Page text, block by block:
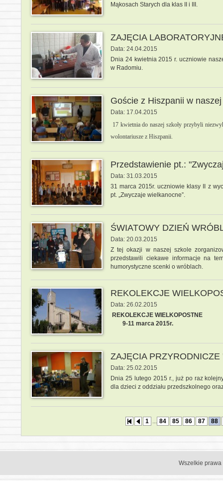
Mąkosach Starych dla klas II i III.
ZAJĘCIA
Data: 24.04.2015
Dnia 24 kwietnia 2015 r. uczniowie
w Radomiu.
Goście z Hiszpanii w
Data: 17.04.2015
17 kwietnia do naszej szkoły przybyli
wolontariusze z Hiszpanii.
Przedstawienie pt.:
Data: 31.03.2015
31 marca 2015r. uczniowie klasy II z
pt. „Zwyczaje wielkanocne”.
ŚWIATOWY DZIEŃ
Data: 20.03.2015
Z tej okazji w naszej szkole
przedstawili ciekawe informacje na
humorystyczne scenki o wróblach.
REKOLEKCJE
Data: 26.02.2015
REKOLEKCJE WIELKOPOSTNE
9-11 marca 2015r.
ZAJĘCIA PRZYRODNICZE
Data: 25.02.2015
Dnia 25 lutego 2015 r., już po raz
dla dzieci z oddziału przedszkolnego
1 ... 84 85 86 87 88
Wszelkie prawa